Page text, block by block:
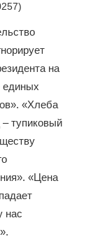
на
единых
«Хлеба
тупиковый
«Цена
нас